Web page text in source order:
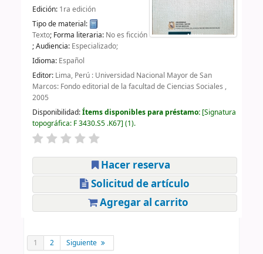
Edición: 1ra edición
Tipo de material:
Texto; Forma literaria: No es ficción
; Audiencia: Especializado;
Idioma: Español
Editor: Lima, Perú : Universidad Nacional Mayor de San
Marcos: Fondo editorial de la facultad de Ciencias Sociales ,
2005
Disponibilidad:Ítems disponibles para préstamo: Signatura
topográfica: F 3430.S5 .K67 (1).
Hacer reserva
Solicitud de artículo
Agregar al carrito
1 2 Siguiente